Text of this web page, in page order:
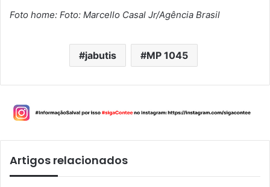
Foto home: Foto: Marcello Casal Jr/Agência Brasil
jabutis MP 1045
Artigos relacionados